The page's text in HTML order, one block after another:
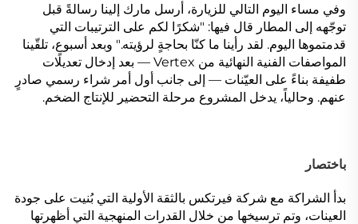
وفي مساء اليوم التالي للزيارة، أرسل مارك إلينا رسالةً قبل
توجّهه إلى المطار قال فيها: "شكرًا لكم على الترتيبات التي
قدمتموها اليوم. لقد رأينا ما كنّا بحاجةٍ لرؤيته." وبعد أسبوعٍ، تلقّينا
المواصفات الفنية النهائية من Vertex — بعد إدخال تعديلات
طفيفة بناءً على العيّنات — إلى جانب أول أمر شراء رسمي صادرٍ
عنهم. وحالياً، يدخل المشروع مرحلة التحضير للإنتاج الضخم.
باختصار
بدأ الشراكة مع شركة فيرتكس بالثقة الأولية التي بُنيت على جودة
العينات، وتم ترسيخها من خلال القدرات المنهجية التي أظهرتها